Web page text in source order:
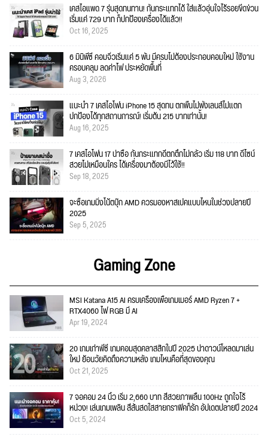
เคสไอแพด 7 รุ่นสุดทนทาน! กันกระแทกได้ ใส่แล้วอุ่นใจไร้รอยขีดข่วน
เริ่มแค่ 729 บาท ก็ปกป้องเครื่องได้แล้ว!!
Oct 16, 2025
6 มินิพีซี คอมจิ๋วเริ่มแค่ 5 พัน มีครบไม่ต้องประกอบคอมใหม่ ใช้งาน
ครอบคลุม ลดค่าไฟ ประหยัดพื้นที่
Aug 3, 2026
แนะนำ 7 เคสไอโฟน iPhone 15 สุดทน ตกพื้นไม่พังเลนส์ไม่แตก
ปกป้องได้ทุกสถานการณ์! เริ่มต้น 215 บาทเท่านั้น!
Aug 16, 2025
7 เคสไอโฟน 17 น่าซื้อ กันกระแทกดีตกตึกไม่กลัว เริ่ม 118 บาท ดีไซน์
สวยไม่เหมือนใคร ได้เครื่องมาต้องมีไว้ใช้!!
Sep 18, 2025
จะซื้อเกมมิ่งโน้ตบุ๊ก AMD ควรมองหาสเปคแบบไหนในช่วงปลายปี
2025
Sep 5, 2025
Gaming Zone
MSI Katana A15 AI ครบเครื่องเพื่อเกมเมอร์ AMD Ryzen 7 +
RTX4060 ไฟ RGB มี AI
Apr 19, 2024
20 เกมเก่าพีซี เกมคอมสุดคลาสสิกในปี 2025 น่าดาวน์โหลดมาเล่น
ใหม่ ย้อนวัยคิดถึงความหลัง เกมไหนคือที่สุดของคุณ
Oct 21, 2025
7 จอคอม 24 นิ้ว เริ่ม 2,660 บาท สีสวยภาพลื่น 100Hz ถูกใจไร้
หน่วง! เล่นเกมเพลิน สีสันสดใสสายกราฟิคก็รัก อัปเดตปลายปี 2024
Oct 5, 2024